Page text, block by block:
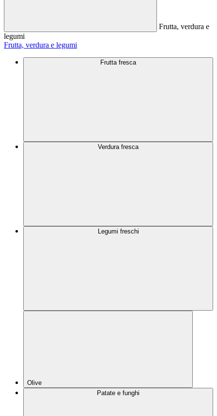
Frutta, verdura e
legumi
Frutta, verdura e legumi
Frutta fresca
Verdura fresca
Legumi freschi
Olive
Patate e funghi